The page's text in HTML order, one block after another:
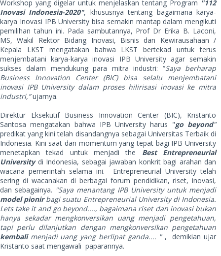
Workshop yang digelar untuk menjelaskan tentang Program "112
Inovasi Indonesia-2020", khususnya tentang bagaimana karya-
karya Inovasi IPB University bisa semakin mantap dalam mengikuti
pemilihan tahun ini. Pada sambutannya, Prof Dr Erika B. Laconi,
MS, Wakil Rektor Bidang Inovasi, Bisnis dan Kewirausahaan /
Kepala LKST mengatakan bahwa LKST bertekad untuk terus
menjembatani karya-karya inovasi IPB University agar semakin
sukses dalam mendukung para mitra industri: “Saya berharap
Business Innovation Center (BIC) bisa selalu menjembatani
inovasi IPB University dalam proses hilirisasi inovasi ke mitra
industri,”ujarnya.
Direktur Eksekutif Business Innovation Center (BIC), Kristanto
Santosa mengatakan bahwa IPB University harus "go beyond"
predikat yang kini telah disandangnya sebagai Universitas Terbaik di
Indonesia. Kini saat dan momentum yang tepat bagi IPB University
menetapkan tekad untuk menjadi the Best Entrepreneurial
Universitydi Indonesia, sebagai jawaban konkrit bagi arahan dan
wacana pemerintah selama ini. Entrepreneurial University telah
sering di wacanakan di berbagai forum pendidikan, riset, inovasi,
dan sebagainya. "Saya menantang IPB University untuk menjadi
model pionirbagi suatu Entrepreneurial University di Indonesia.
Lets take it and go beyond...., bagaimana riset dan inovasi bukan
hanya sekadar mengkonversikan uang menjadi pengetahuan,
tapi perlu dilanjutkan dengan mengkonversikan pengetahuan
kembali menjadi uang yang berlipat ganda.... ", demikian ujar
Kristanto saat mengawali paparannya.